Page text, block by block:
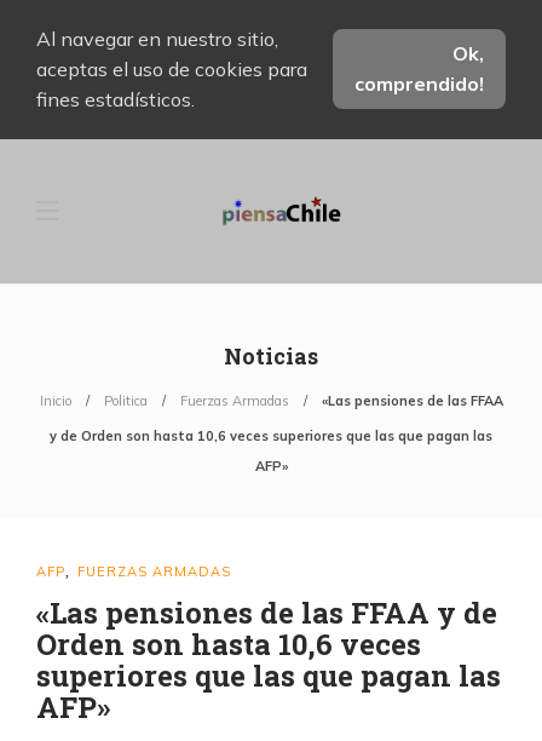
Al navegar en nuestro sitio,
aceptas el uso de cookies para
fines estadísticos.
Ok,
comprendido!
Noticias
Inicio Politica Fuerzas Armadas «Las pensiones de las FFAA
y de Orden son hasta 10,6 veces superiores que las que pagan las
AFP»
AFP FUERZAS ARMADAS
«Las pensiones de las FFAA y de
Orden son hasta 10,6 veces
superiores que las que pagan las
AFP»